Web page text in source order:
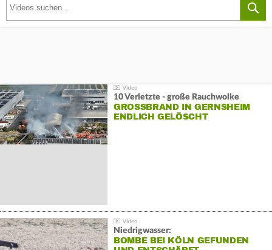
10 Verletzte - große Rauchwolke
GROSSBRAND IN GERNSHEIM E
NDLICH GELÖSCHT
Niedrigwasser:
BOMBE BEI KÖLN GEFUNDEN